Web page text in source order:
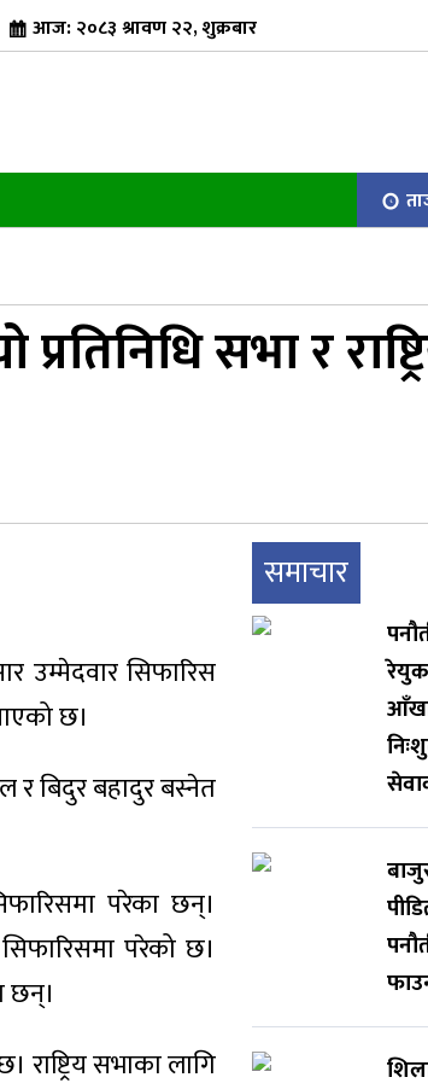
आज: २०८३ श्रावण २२, शुक्रबार
सभा र
उम्मेदवार सिफारिस
छ।
र बिदुर बहादुर बस्नेत
परेका छन्।
परेको छ।
छन्।
राष्ट्रिय सभाका लागि
समाचार